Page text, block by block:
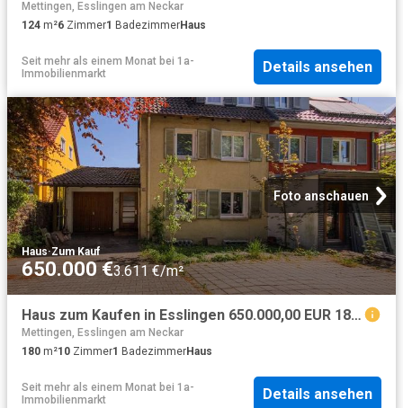
Mettingen, Esslingen am Neckar
124 m²6 Zimmer1 BadezimmerHaus
Seit mehr als einem Monat bei 1a-
Immobilienmarkt
Details ansehen
Foto anschauen
Haus·Zum Kauf
650.000 €3.611 €/m²
Haus zum Kaufen in Esslingen 650.000,00 EUR 180 m²
Mettingen, Esslingen am Neckar
180 m²10 Zimmer1 BadezimmerHaus
Seit mehr als einem Monat bei 1a-
Immobilienmarkt
Details ansehen